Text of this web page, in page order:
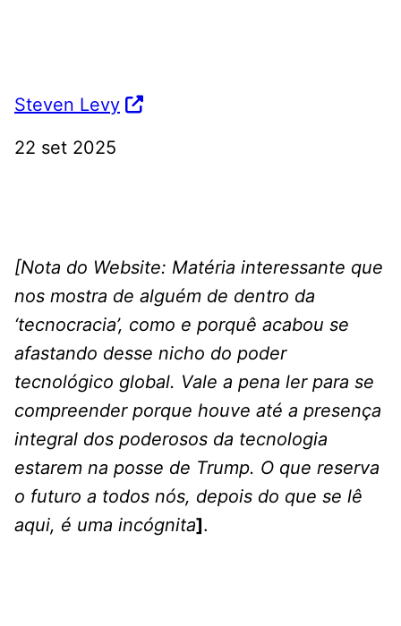
Steven Levy
22 set 2025
[Nota do Website: Matéria interessante que
nos mostra de alguém de dentro da
‘tecnocracia’, como e porquê acabou se
afastando desse nicho do poder
tecnológico global. Vale a pena ler para se
compreender porque houve até a presença
integral dos poderosos da tecnologia
estarem na posse de Trump. O que reserva
o futuro a todos nós, depois do que se lê
aqui, é uma incógnita].